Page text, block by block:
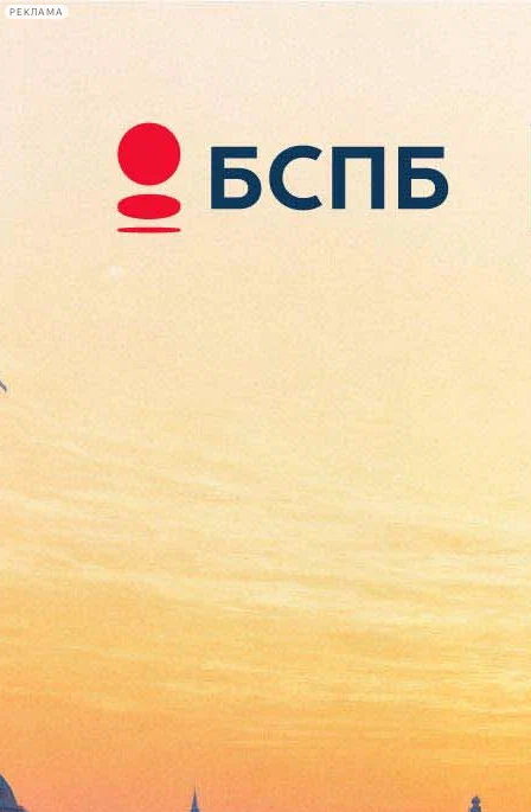
РЕКЛАМА
Сегодня:
2026.08.09
19:29
Афиша Plus